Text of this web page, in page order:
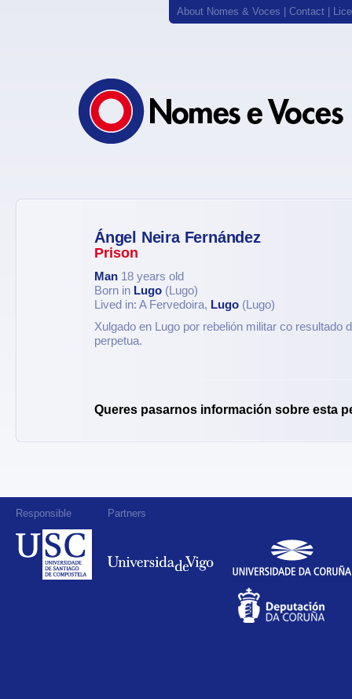
About Nomes & Voces Contact
Ángel Neira Fernández
Prison
Man 18 years old
Born in Lugo (Lugo)
Lived in: A Fervedoira, Lugo (Lugo)
Xulgado en Lugo por rebelión militar co resultado
perpetua.
Queres pasarnos información sobre esta
Responsible Partners